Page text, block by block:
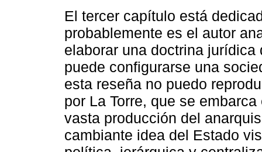
El tercer capítulo está
probablemente es el autor
elaborar una doctrina
puede configurarse una
esta reseña no puedo
por La Torre, que se
vasta producción del
cambiante idea del Estado